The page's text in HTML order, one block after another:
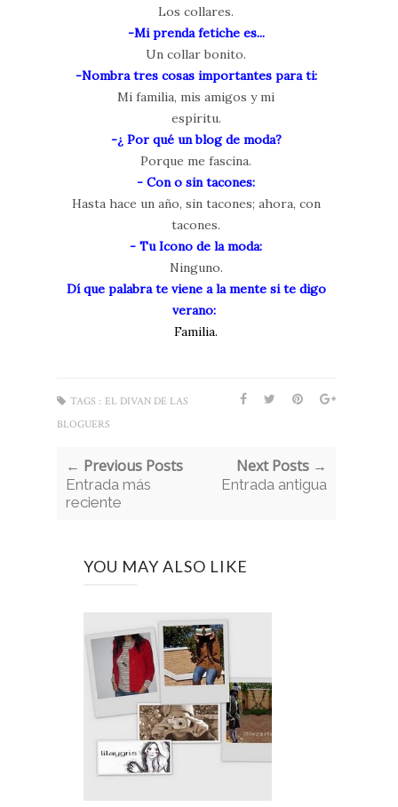
Los collares.
-Mi prenda fetiche es...
Un collar bonito.
-Nombra tres cosas importantes para ti:
Mi familia, mis amigos y mi
espíritu.
-¿ Por qué un blog de moda?
Porque me fascina.
- Con o sin tacones:
Hasta hace un año, sin tacones; ahora, con
tacones.
- Tu Icono de la moda:
Ninguno.
Dí que palabra te viene a la mente si te digo
verano:
Familia.
TAGS : EL DIVAN DE LAS
BLOGUERS
← Previous Posts
Entrada más
reciente
Next Posts →
Entrada antigua
YOU MAY ALSO LIKE